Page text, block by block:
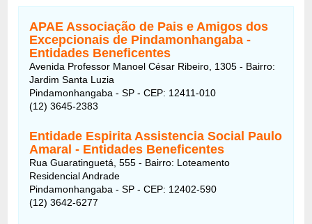
APAE Associação de Pais e Amigos dos
Excepcionais de Pindamonhangaba -
Entidades Beneficentes
Avenida Professor Manoel César Ribeiro, 1305 - Bairro:
Jardim Santa Luzia
Pindamonhangaba - SP - CEP: 12411-010
(12) 3645-2383
Entidade Espirita Assistencia Social Paulo
Amaral - Entidades Beneficentes
Rua Guaratinguetá, 555 - Bairro: Loteamento
Residencial Andrade
Pindamonhangaba - SP - CEP: 12402-590
(12) 3642-6277